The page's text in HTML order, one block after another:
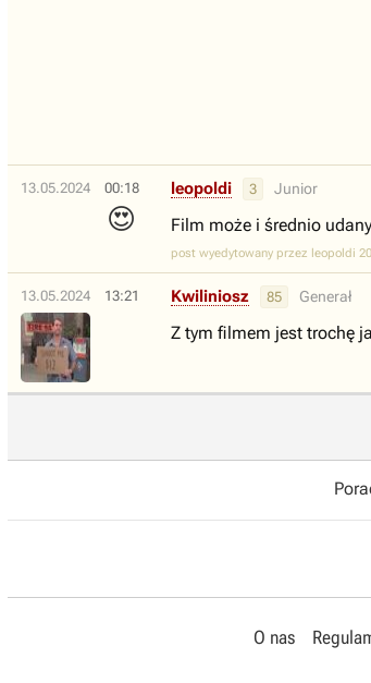
13.05.2024 00:18
😍
leopoldi 3 Junior
Film może i średnio
post wyedytowany przez leopoldi
13.05.2024 13:21 Kwiliniosz 85 Generał
Z tym filmem jest trochę
O nas